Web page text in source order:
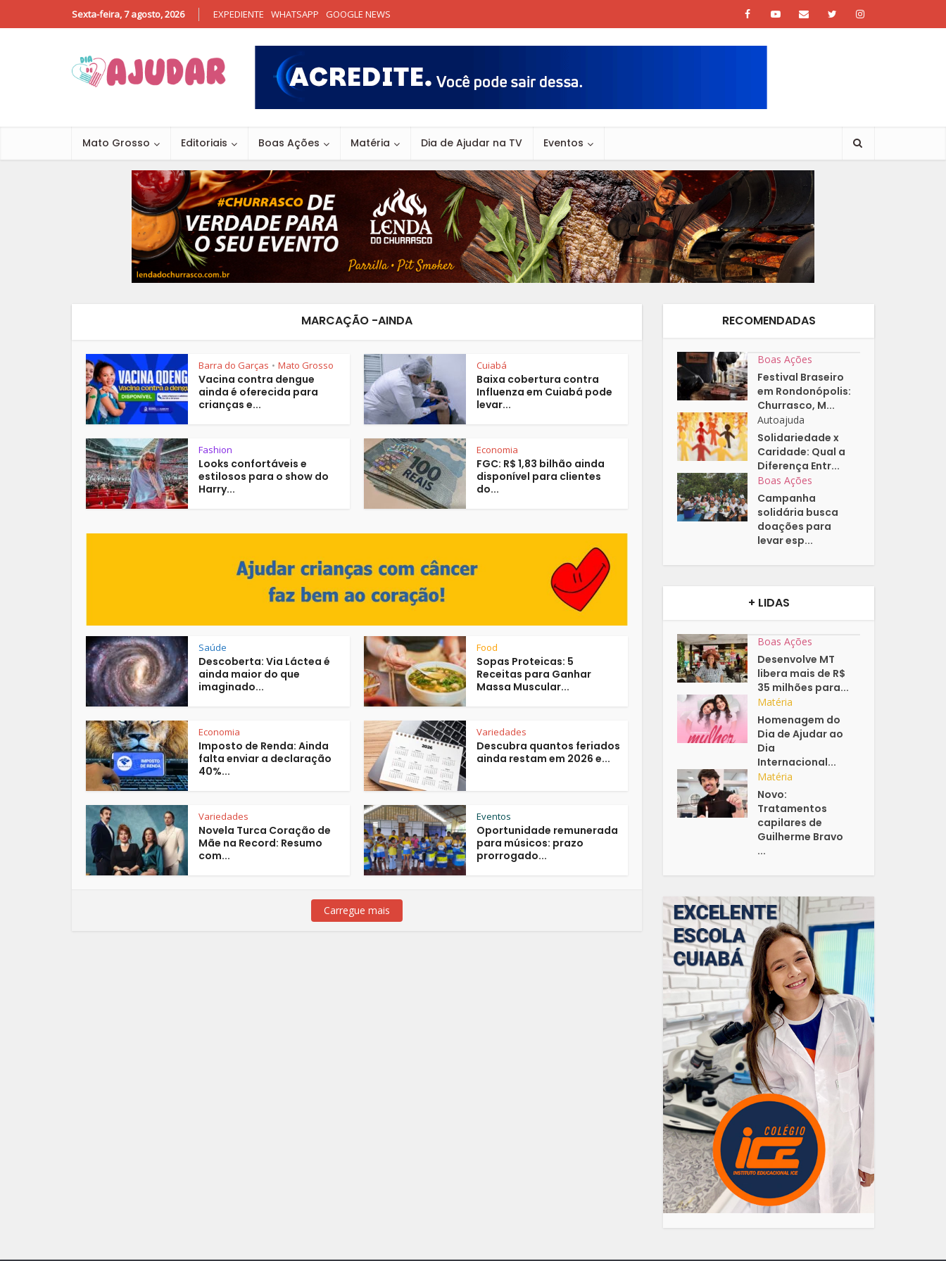
Sexta-feira, 7 agosto, 2026 EXPEDIENTE WHATSAPP GOOGLE NEWS
Mato Grosso Editoriais Boas Ações Matéria Dia de Ajudar na TV Eventos
MARCAÇÃO -AINDA
Barra do Garças • Mato Grosso
Vacina contra dengue
ainda é oferecida para
crianças e...
Cuiabá
Baixa cobertura contra
Influenza em Cuiabá pode
levar...
Fashion
Looks confortáveis e
estilosos para o show do
Harry...
Economia
FGC: R$ 1,83 bilhão ainda
disponível para clientes
do...
Saúde
Descoberta: Via Láctea é
ainda maior do que
imaginado...
Food
Sopas Proteicas: 5
Receitas para Ganhar
Massa Muscular...
Economia
Imposto de Renda: Ainda
falta enviar a declaração
40%...
Variedades
Descubra quantos feriados
ainda restam em 2026 e...
Variedades
Novela Turca Coração de
Mãe na Record: Resumo
com...
Eventos
Oportunidade remunerada
para músicos: prazo
prorrogado...
Carregue mais
RECOMENDADAS
Boas Ações
Festival Braseiro
em Rondonópolis:
Churrasco, M...
Autoajuda
Solidariedade x
Caridade: Qual a
Diferença Entr...
Boas Ações
Campanha
solidária busca
doações para
levar esp...
+ LIDAS
Boas Ações
Desenvolve MT
libera mais de R$
35 milhões para...
Matéria
Homenagem do
Dia de Ajudar ao
Dia
Internacional...
Matéria
Novo:
Tratamentos
capilares de
Guilherme Bravo
...